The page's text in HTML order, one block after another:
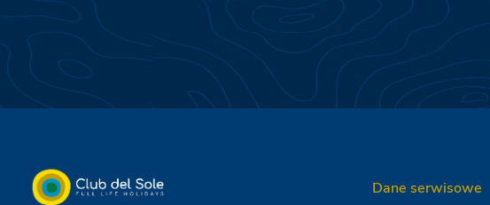
Dane serwisowe